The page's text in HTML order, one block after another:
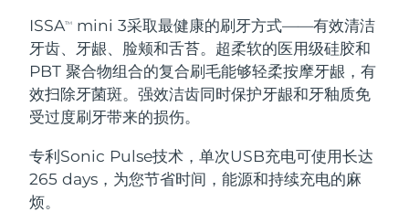
ISSATM
mini 3采取最健康的刷牙方式——有效清洁
牙齿、牙龈、脸颊和舌苔。超柔软的医用级硅胶和
PBT 聚合物组合的复合刷毛能够轻柔按摩牙龈，有
效扫除牙菌斑。强效洁齿同时保护牙龈和牙釉质免
受过度刷牙带来的损伤。
专利Sonic Pulse技术，单次USB充电可使用长达
265 days，为您节省时间，能源和持续充电的麻
烦。
LUNA™ 4 套装
Anti-aging massage
Massage, LED heating
BEAR™ 2 套装
Microcurrent toning
Microcurrent toning on-the-go
补水保湿
UFO™ 3 套装
Deep facial hydration
issa™ 4
Hybrid silicone sonic toothbrush
FAQ™ 抗老护理
比利时 预计送达日期 9/8/26
百慕大 预计送达日期15/8/26
波斯尼亚和黑塞哥维那 预计送达日期12/8/26
文莱
保加利亚 预计送达日期9/8/26